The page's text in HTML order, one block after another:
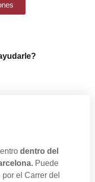
dentro del
Puede
el Carrer del